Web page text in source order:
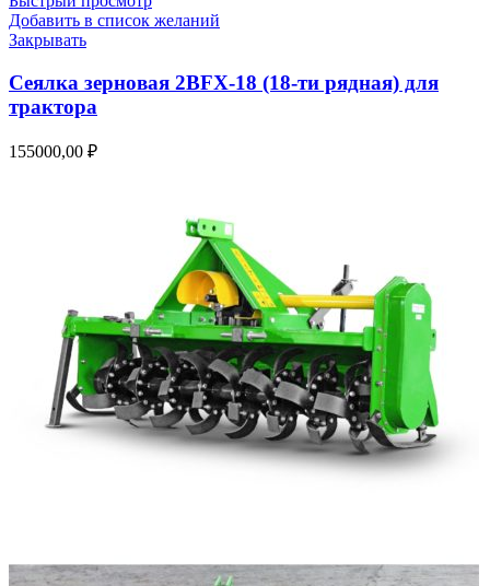
Добавить в список желаний
Закрывать
Сеялка зерновая 2BFX-18 (18-ти рядная) для
трактора
155000,00 ₽